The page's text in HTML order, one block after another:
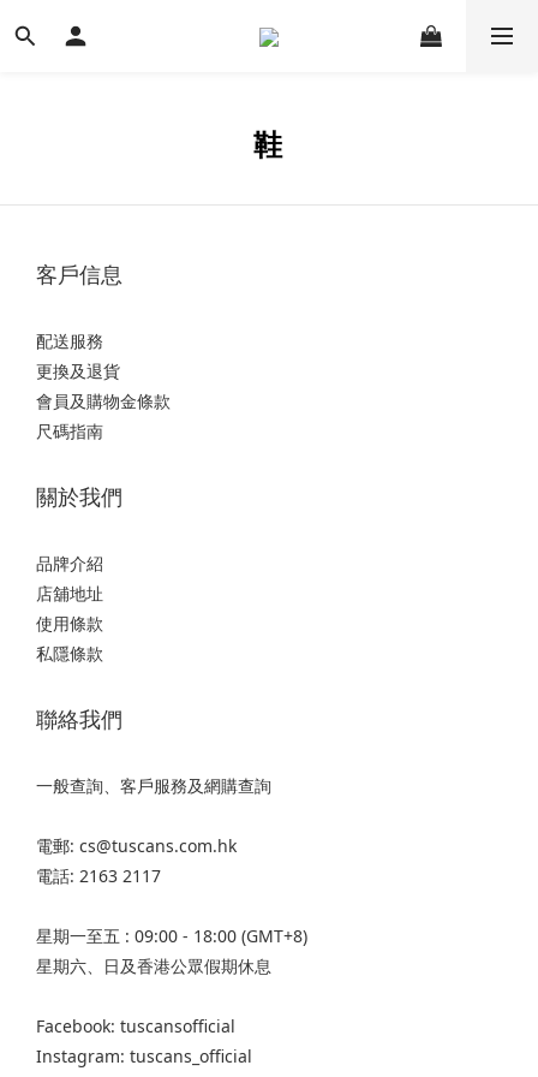
鞋
客戶信息
配送服務
更換及退貨
會員及購物金條款
尺碼指南
關於我們
品牌介紹
店舖地址
使用條款
私隱條款
聯絡我們
一般查詢、客戶服務及網購查詢
電郵: cs@tuscans.com.hk
電話: 2163 2117
星期一至五 : 09:00 - 18:00 (GMT+8)
星期六、日及香港公眾假期休息
Facebook: tuscansofficial
Instagram: tuscans_official